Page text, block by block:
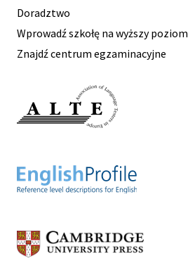
Doradztwo
Wprowadź szkołę na wyższy poziom
Znajdź centrum egzaminacyjne